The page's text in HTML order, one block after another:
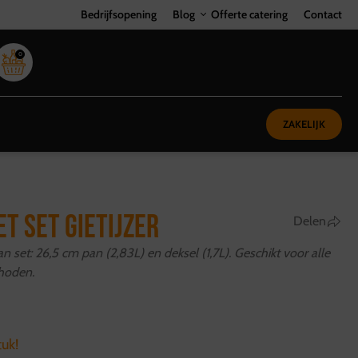
Bedrijfsopening Blog Offerte catering Contact
0
ZAKELIJK
SET GIETIJZER Delen
set: 26,5 cm pan (2,83L) en deksel (1,7L). Geschikt voor alle